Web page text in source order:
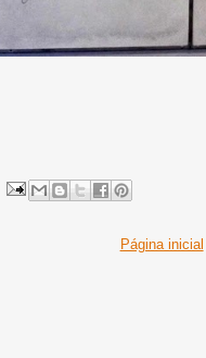
Página inicial